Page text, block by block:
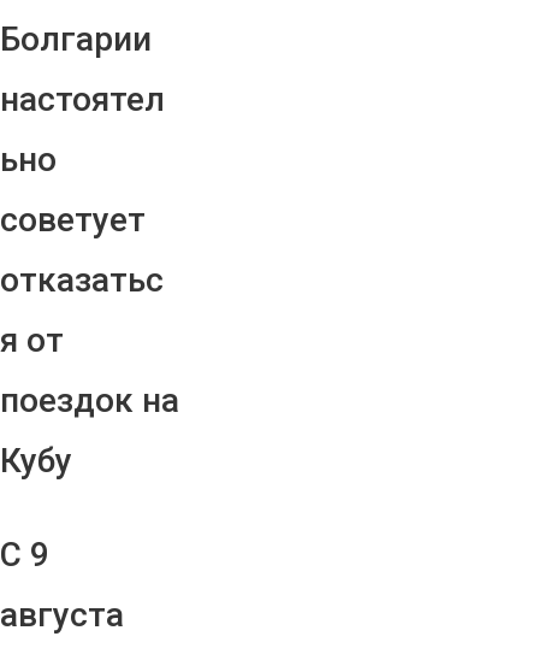
Болгарии
настоятел
ьно
советует
отказатьс
я от
поездок на
Кубу
С 9
августа